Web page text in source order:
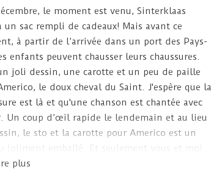
le moment est venu, Sinterklaas
un sac rempli de cadeaux! Mais avant ce
à partir de l’arrivée dans un port des Pays-
enfants peuvent chausser leurs chaussures.
joli dessin, une carotte et un peu de paille
le doux cheval du Saint. J'espère que la
est là et qu'une chanson est chantée avec
Un coup d’œil rapide le lendemain et au lieu
le sto et la carotte pour Americo est un
joliment emballé. Et seulement vous et moi
qu'il a été acheté ici ..
plus